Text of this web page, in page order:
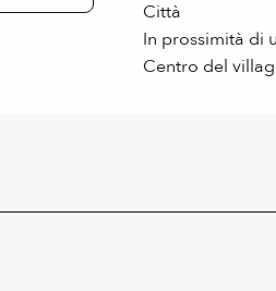
Città
In prossimità di
Centro del